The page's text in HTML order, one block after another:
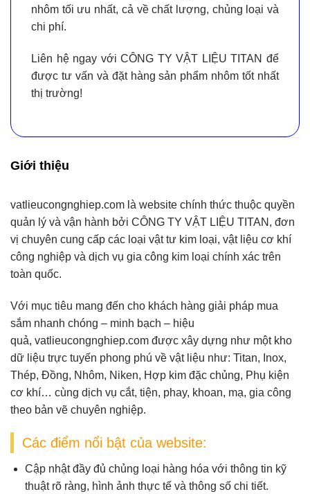
nhôm tối ưu nhất, cả về chất lượng, chủng loại và
chi phí.
Liên hệ ngay với CÔNG TY VẬT LIỆU TITAN để
được tư vấn và đặt hàng sản phẩm nhôm tốt nhất
thị trường!
Giới thiệu
vatlieucongnghiep.com là website chính thức thuộc quyền
quản lý và vận hành bởi CÔNG TY VẬT LIỆU TITAN , đơn
vị chuyên cung cấp các loại vật tư kim loại, vật liệu cơ khí
công nghiệp và dịch vụ gia công kim loại chính xác trên
toàn quốc.
Với mục tiêu mang đến cho khách hàng giải pháp mua
sắm nhanh chóng – minh bạch – hiệu
quả, vatlieucongnghiep.com được xây dựng như một kho
dữ liệu trực tuyến phong phú về vật liệu như: Titan, Inox,
Thép, Đồng, Nhôm, Niken, Hợp kim đặc chủng, Phụ kiện
cơ khí… cùng dịch vụ cắt, tiện, phay, khoan, mạ, gia công
theo bản vẽ chuyên nghiệp.
Các điểm nổi bật của website:
Cập nhật đầy đủ chủng loại hàng hóa với thông tin kỹ
thuật rõ ràng, hình ảnh thực tế và thông số chi tiết.